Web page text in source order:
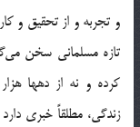
و تجربه‌ و از تحقیق‌ و
تازه‌ مسلمانی‌ سخن‌
کرده‌ و نه‌ از دهها
زندگی، مطلقاً‌ خبری‌